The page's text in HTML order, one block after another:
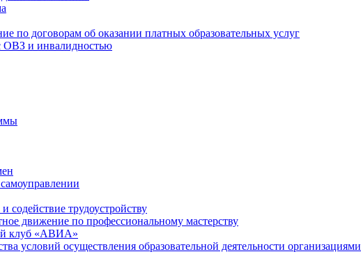
по договорам об оказании платных образовательных услуг
ОВЗ и инвалидностью
содействие трудоустройству
движение по профессиональному мастерству
клуб «АВИА»
условий осуществления образовательной деятельности организациями